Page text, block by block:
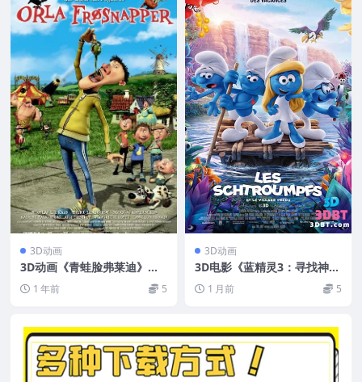
3D动画
3D动画《青蛙脸弗莱迪》左
右格式 高清 网盘 下载
1 年前 5
3D动画
3D电影《蓝精灵3：寻找神秘
村》3D左右分屏格式 高清网
盘下载VR3D动画片
1 月前 5